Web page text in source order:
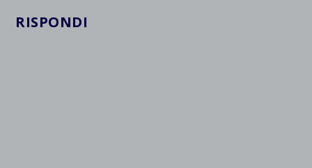
RISPONDI